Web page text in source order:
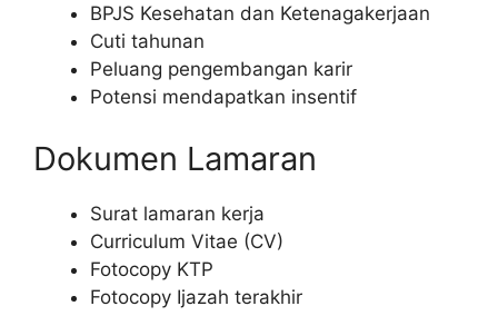
BPJS Kesehatan dan Ketenagakerjaan
Cuti tahunan
Peluang pengembangan karir
Potensi mendapatkan insentif
Dokumen Lamaran
Surat lamaran kerja
Curriculum Vitae (CV)
Fotocopy KTP
Fotocopy Ijazah terakhir